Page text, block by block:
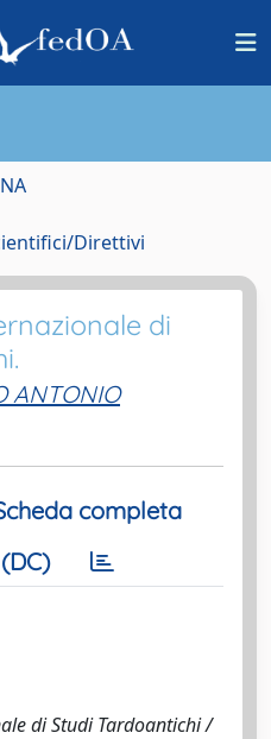
Direttivi
di
ANTONIO
completa
di Studi Tardoantichi /